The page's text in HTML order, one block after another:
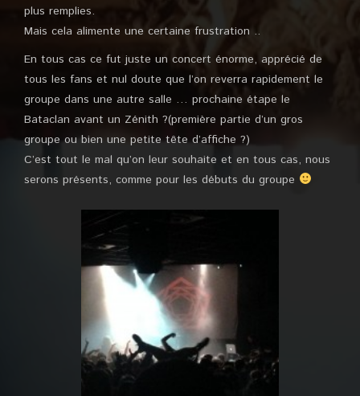
plus remplies.
Mais cela alimente une certaine frustration ..
En tous cas ce fut juste un concert énorme, apprécié de
tous les fans et nul doute que l’on reverra rapidement le
groupe dans une autre salle … prochaine étape le
Bataclan avant un Zénith ?(première partie d’un gros
groupe ou bien une petite tête d’affiche ?)
C’est tout le mal qu’on leur souhaite et en tous cas, nous
serons présents, comme pour les débuts du groupe